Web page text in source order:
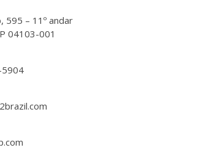
595 – 11º andar
04103-001